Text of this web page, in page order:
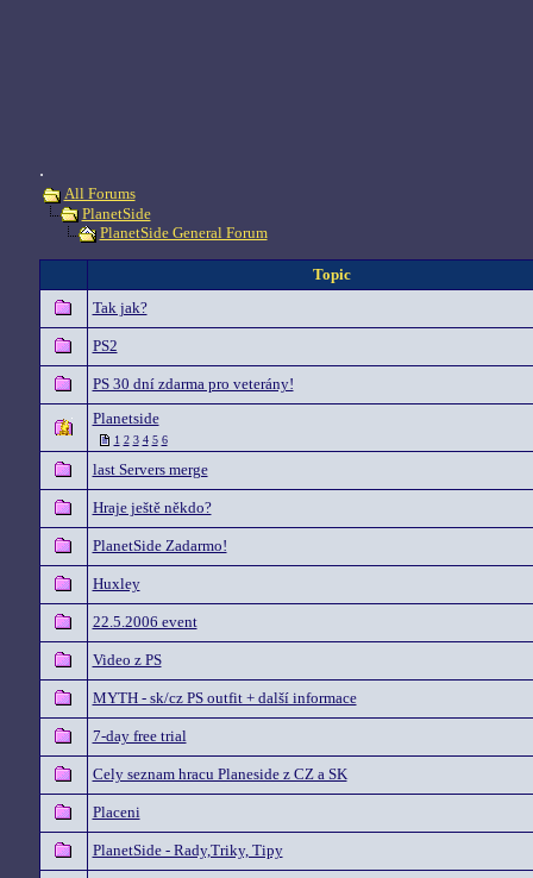
.
All Forums
PlanetSide
PlanetSide General Forum
Topic
Tak jak?
PS2
PS 30 dní zdarma pro veterány!
Planetside
1 2 3 4 5 6
last Servers merge
Hraje ještě někdo?
PlanetSide Zadarmo!
Huxley
22.5.2006 event
Video z PS
MYTH - sk/cz PS outfit + další informace
7-day free trial
Cely seznam hracu Planeside z CZ a SK
Placeni
PlanetSide - Rady,Triky, Tipy